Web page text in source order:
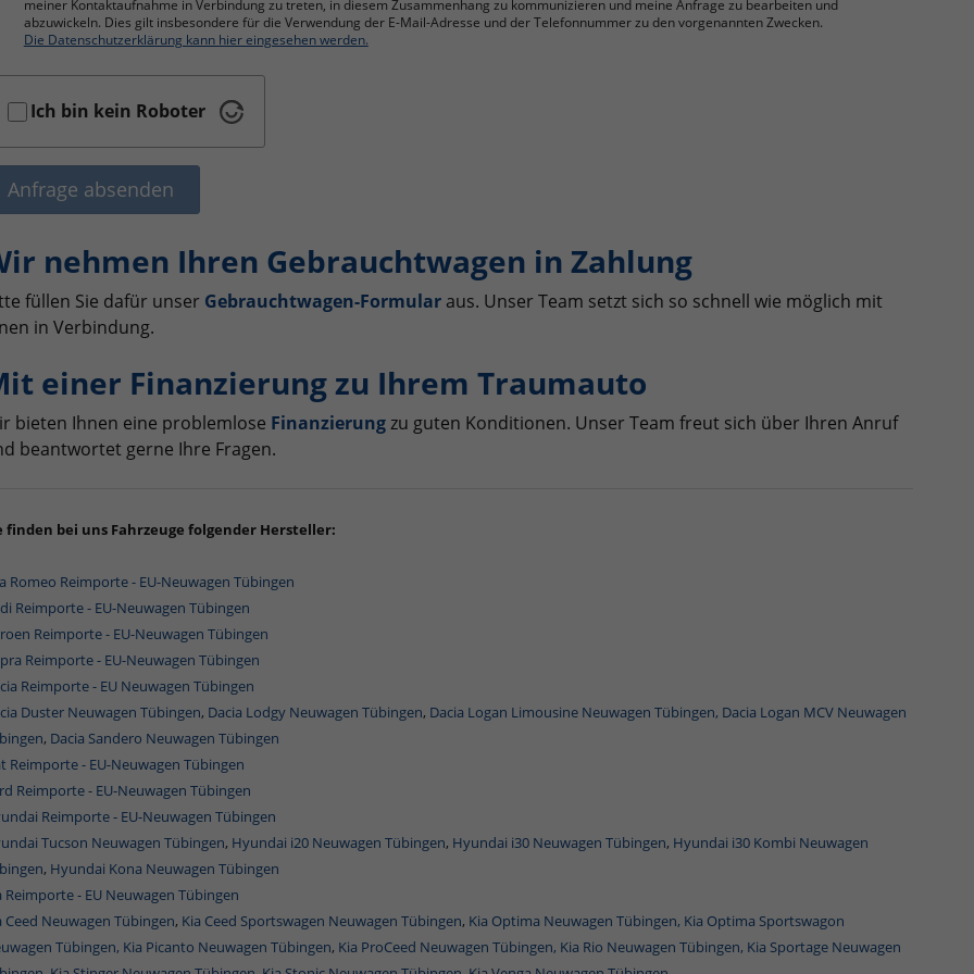
meiner Kontaktaufnahme in Verbindung zu treten, in diesem Zusammenhang zu kommunizieren und meine Anfrage zu bearbeiten und
abzuwickeln. Dies gilt insbesondere für die Verwendung der E-Mail-Adresse und der Telefonnummer zu den vorgenannten Zwecken.
Die Datenschutzerklärung kann hier eingesehen werden.
Ich bin kein Roboter
Anfrage absenden
nehmen Ihren Gebrauchtwagen in Zahlung
füllen Sie dafür unser Gebrauchtwagen-Formularaus. Unser Team setzt sich so schnell wie möglich mit
in Verbindung.
einer Finanzierung zu Ihrem Traumauto
bieten Ihnen eine problemlose Finanzierungzu guten Konditionen. Unser Team freut sich über Ihren Anruf
beantwortet gerne Ihre Fragen.
finden bei uns Fahrzeuge folgender Hersteller:
Romeo Reimporte - EU-Neuwagen Tübingen
Reimporte - EU-Neuwagen Tübingen
Reimporte - EU-Neuwagen Tübingen
Reimporte - EU-Neuwagen Tübingen
Reimporte - EU Neuwagen Tübingen
Duster Neuwagen Tübingen, Dacia Lodgy Neuwagen Tübingen, Dacia Logan Limousine Neuwagen Tübingen, Dacia Logan MCV Neuwagen
, Dacia Sandero Neuwagen Tübingen
Reimporte - EU-Neuwagen Tübingen
Reimporte - EU-Neuwagen Tübingen
Reimporte - EU-Neuwagen Tübingen
Tucson Neuwagen Tübingen, Hyundai i20 Neuwagen Tübingen, Hyundai i30 Neuwagen Tübingen, Hyundai i30 Kombi Neuwagen
, Hyundai Kona Neuwagen Tübingen
Reimporte - EU Neuwagen Tübingen
Ceed Neuwagen Tübingen, Kia Ceed Sportswagen Neuwagen Tübingen, Kia Optima Neuwagen Tübingen, Kia Optima Sportswagon
Tübingen, Kia Picanto Neuwagen Tübingen, Kia ProCeed Neuwagen Tübingen, Kia Rio Neuwagen Tübingen, Kia Sportage Neuwagen